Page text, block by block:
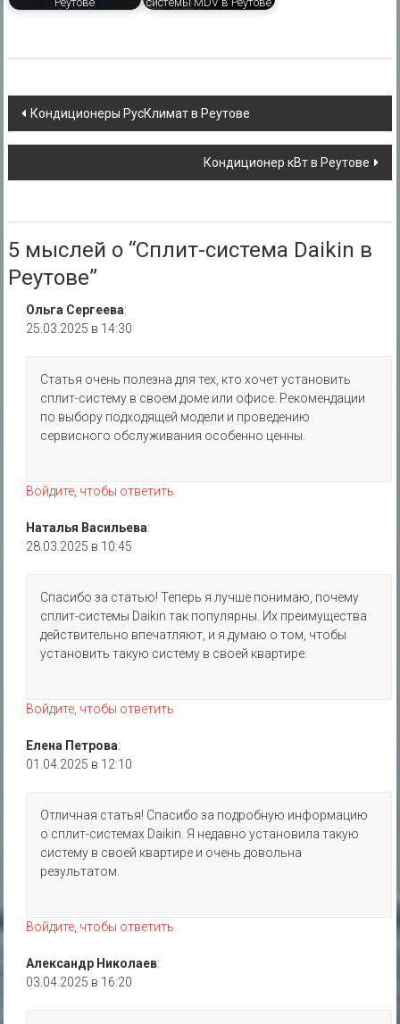
Навигация
по
записям
Кондиционеры РусКлимат в Реутове
Кондиционер кВт в Реутове
5 мыслей о “Сплит-система Daikin в
Реутове”
Ольга Сергеева:
25.03.2025 в 14:30
Статья очень полезна для тех, кто хочет установить
сплит-систему в своем доме или офисе. Рекомендации
по выбору подходящей модели и проведению
сервисного обслуживания особенно ценны.
Войдите, чтобы ответить
Наталья Васильева:
28.03.2025 в 10:45
Спасибо за статью! Теперь я лучше понимаю, почему
сплит-системы Daikin так популярны. Их преимущества
действительно впечатляют, и я думаю о том, чтобы
установить такую систему в своей квартире.
Войдите, чтобы ответить
Елена Петрова:
01.04.2025 в 12:10
Отличная статья! Спасибо за подробную информацию
о сплит-системах Daikin. Я недавно установила такую
систему в своей квартире и очень довольна
результатом.
Войдите, чтобы ответить
Александр Николаев:
03.04.2025 в 16:20